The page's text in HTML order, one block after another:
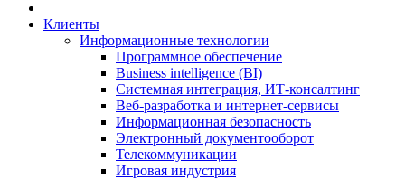
Клиенты
Информационные технологии
Программное обеспечение
Business intelligence (BI)
Системная интеграция, ИТ-консалтинг
Веб-разработка и интернет-сервисы
Информационная безопасность
Электронный документооборот
Телекоммуникации
Игровая индустрия